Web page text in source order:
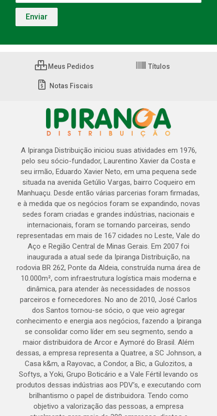
Meus Pedidos Títulos
Notas Fiscais
A Ipiranga Distribuição iniciou suas atividades em 1976,
pelo seu sócio-fundador, Laurentino Xavier da Costa e
seu irmão, Eduardo Xavier Neto, em uma pequena sede
situada na avenida Getúlio Vargas, bairro Coqueiro em
Manhuaçu. Desde então várias parcerias foram firmadas,
e à medida que os negócios foram se expandindo, novas
sedes foram criadas e grandes indústrias, nacionais e
internacionais, foram se tornando parceiras, sendo
representadas em mais de 167 cidades no Leste, Vale do
Aço e Região Central de Minas Gerais. Em 2007 foi
inaugurada a atual sede da Ipiranga Distribuição, na
rodovia BR 262, Ponte da Aldeia, construída numa área de
10.000m², com infraestrutura logística mais moderna e
dinâmica, para atender às necessidades de nossos
parceiros e fornecedores. No ano de 2010, José Carlos
dos Santos tornou-se sócio, o que veio agregar
conhecimento e energia aos negócios, fazendo a Ipiranga
se consolidar como líder em seu segmento, sendo a
maior distribuidora de Arcor e Aymoré do Brasil. Além
dessas, a empresa representa a Quatree, a SC Johnson, a
Casa k&m, a Rayovac, a Condor, a Bic, a Gulozitos, a
Softys, a Yoki, Grupo Boticário e a Vale Fértil levando os
produtos dessas indústrias aos PDV’s, e executando com
brilhantismo o papel de distribuidora. Tendo como
objetivo a valorização das pessoas, a empresa